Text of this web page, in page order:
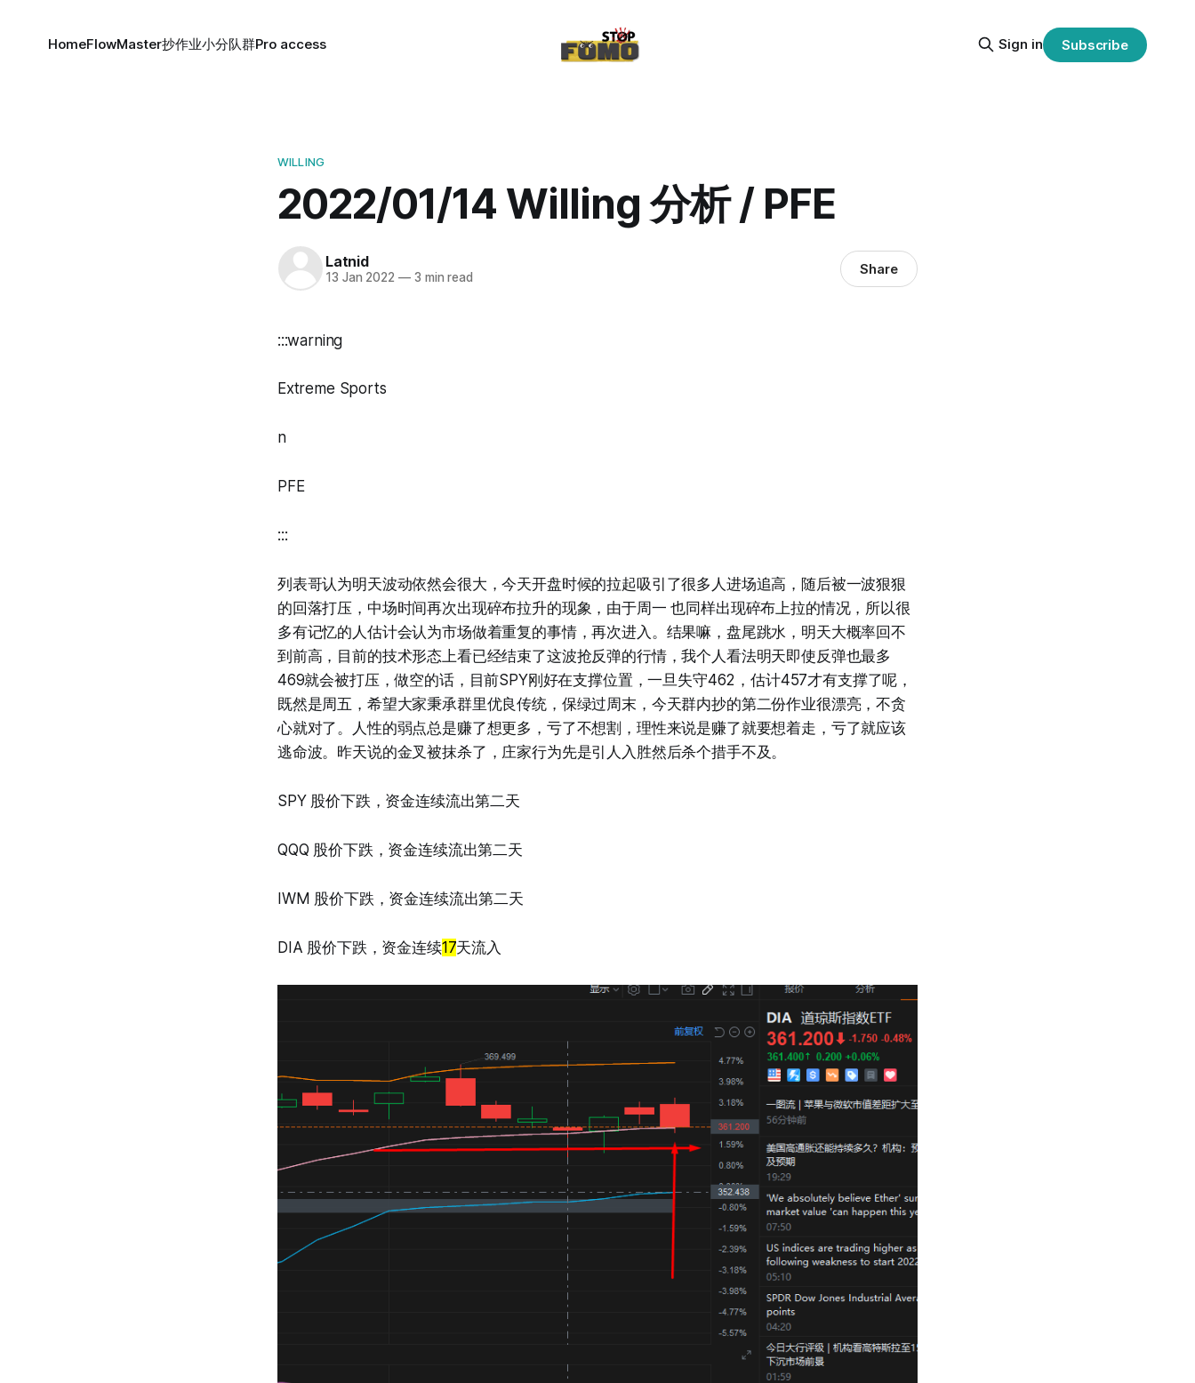
HomeFlowMaster抄作业小分队群Pro access Sign in Subscribe
WILLING
2022/01/14 Willing 分析 / PFE
Latnid
13 Jan 2022 —3 min read Share
:::warning
Extreme Sports
n
PFE
:::
列表哥认为明天波动依然会很大，今天开盘时候的拉起吸引了很多人进场追高，随后被一波狠狠
的回落打压，中场时间再次出现碎布拉升的现象，由于周一 也同样出现碎布上拉的情况，所以很
多有记忆的人估计会认为市场做着重复的事情，再次进入。结果嘛，盘尾跳水，明天大概率回不
到前高，目前的技术形态上看已经结束了这波抢反弹的行情，我个人看法明天即使反弹也最多
469就会被打压，做空的话，目前SPY刚好在支撑位置，一旦失守462，估计457才有支撑了呢，
既然是周五，希望大家秉承群里优良传统，保绿过周末，今天群内抄的第二份作业很漂亮，不贪
心就对了。人性的弱点总是赚了想更多，亏了不想割，理性来说是赚了就要想着走，亏了就应该
逃命波。昨天说的金叉被抹杀了，庄家行为先是引人入胜然后杀个措手不及。
SPY 股价下跌，资金连续流出第二天
QQQ 股价下跌，资金连续流出第二天
IWM 股价下跌，资金连续流出第二天
DIA 股价下跌，资金连续17天流入